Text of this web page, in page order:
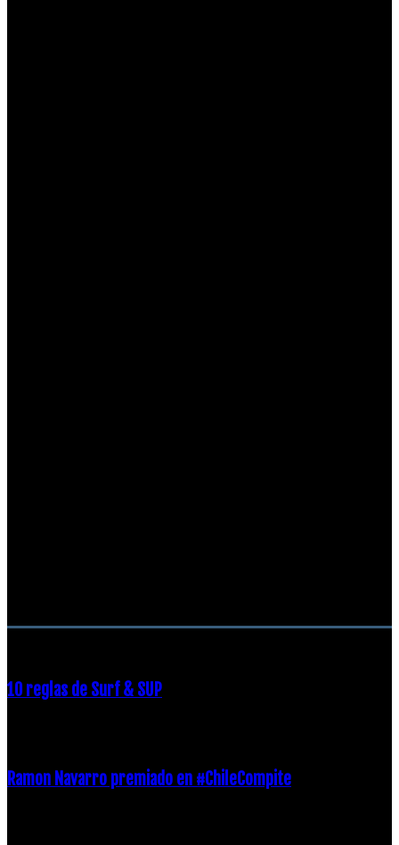
10 reglas de Surf & SUP
Ramon Navarro premiado en #ChileCompite